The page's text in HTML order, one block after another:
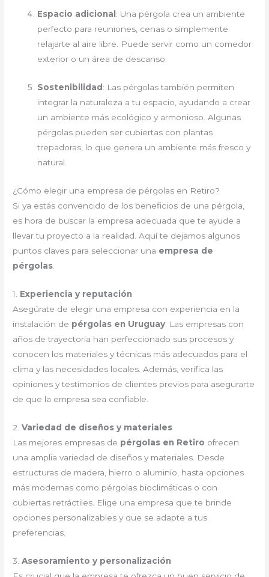
Espacio adicional : Una pérgola crea un ambiente
perfecto para reuniones, cenas o simplemente
relajarte al aire libre. Puede servir como un comedor
exterior o un área de descanso.
Sostenibilidad : Las pérgolas también permiten
integrar la naturaleza a tu espacio, ayudando a crear
un ambiente más ecológico y armonioso. Algunas
pérgolas pueden ser cubiertas con plantas
trepadoras, lo que genera un ambiente más fresco y
natural.
¿Cómo elegir una empresa de pérgolas en Retiro?
Si ya estás convencido de los beneficios de una pérgola,
es hora de buscar la empresa adecuada que te ayude a
llevar tu proyecto a la realidad. Aquí te dejamos algunos
puntos claves para seleccionar una empresa de
pérgolas
1. Experiencia y reputación
Asegúrate de elegir una empresa con experiencia en la
instalación de pérgolas en Uruguay . Las empresas con
años de trayectoria han perfeccionado sus procesos y
conocen los materiales y técnicas más adecuados para el
clima y las necesidades locales. Además, verifica las
opiniones y testimonios de clientes previos para asegurarte
de que la empresa sea confiable.
2.Variedad de diseños y materiales
Las mejores empresas de pérgolas en Retiro ofrecen
una amplia variedad de diseños y materiales. Desde
estructuras de madera, hierro o aluminio, hasta opciones
más modernas como pérgolas bioclimáticas o con
cubiertas retráctiles. Elige una empresa que te brinde
opciones personalizables y que se adapte a tus
preferencias.
3.Asesoramiento y personalización